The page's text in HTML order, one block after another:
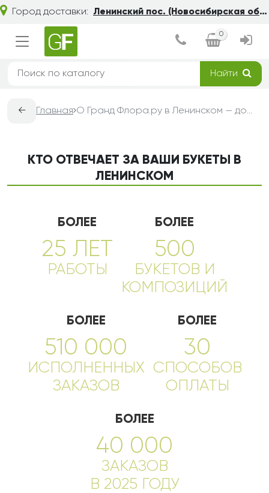
Город доставки: Ленинский пос. (Новосибирская обл.)
0
Найти
← Главная О Гранд Флора.ру в Ленинском — доставка букетов из цветов
КТО ОТВЕЧАЕТ ЗА ВАШИ БУКЕТЫ В
ЛЕНИНСКОМ
БОЛЕЕ
25 ЛЕТ
РАБОТЫ
БОЛЕЕ
500
БУКЕТОВ И
КОМПОЗИЦИЙ
БОЛЕЕ
510 000
ИСПОЛНЕННЫХ
ЗАКАЗОВ
БОЛЕЕ
30
СПОСОБОВ
ОПЛАТЫ
БОЛЕЕ
40 000
ЗАКАЗОВ
В 2025 ГОДУ